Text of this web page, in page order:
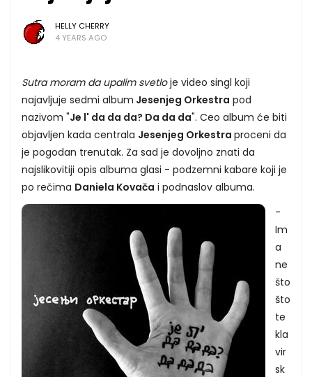
HELLY CHERRY
4 YEARS AGO
Sutra moram da upalim svetloje video singl koji
najavljuje sedmi album Jesenjeg Orkestra pod
nazivom "Je l' da da da? Da da da". Ceo album će biti
objavljen kada centrala Jesenjeg Orkestra proceni da
je pogodan trenutak. Za sad je dovoljno znati da
najslikovitiji opis albuma glasi - podzemni kabare koji je
po rečima Daniela Kovača i podnaslov albuma.
-
Im
a
ne
što
što
te
kla
vir
sk